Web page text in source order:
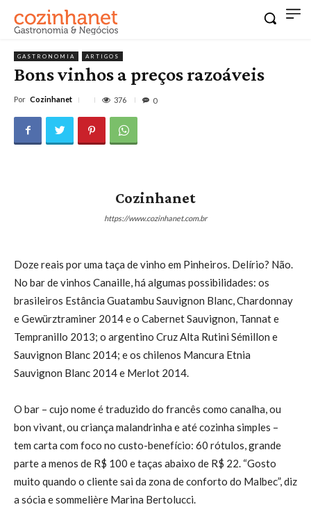
GASTRONOMIA ARTIGOS
Bons vinhos a preços razoáveis
Por Cozinhanet 376 0
Cozinhanet
https://www.cozinhanet.com.br
Doze reais por uma taça de vinho em Pinheiros. Delírio? Não.
No bar de vinhos Canaille, há algumas possibilidades: os
brasileiros Estância Guatambu Sauvignon Blanc, Chardonnay
e Gewürztraminer 2014 e o Cabernet Sauvignon, Tannat e
Tempranillo 2013; o argentino Cruz Alta Rutini Sémillon e
Sauvignon Blanc 2014; e os chilenos Mancura Etnia
Sauvignon Blanc 2014 e Merlot 2014.
O bar – cujo nome é traduzido do francês como canalha, ou
bon vivant, ou criança malandrinha e até cozinha simples –
tem carta com foco no custo-benefício: 60 rótulos, grande
parte a menos de R$ 100 e taças abaixo de R$ 22. “Gosto
muito quando o cliente sai da zona de conforto do Malbec”, diz
a sócia e sommelière Marina Bertolucci.